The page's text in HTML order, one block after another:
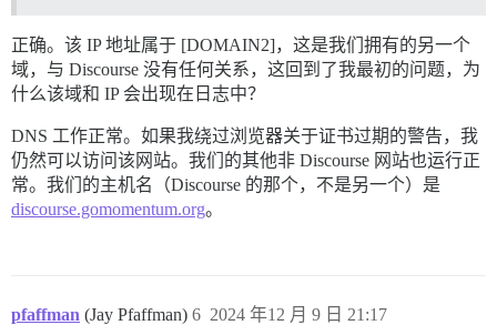
正确。该 IP 地址属于 [DOMAIN2]，这是我们拥有的另一个
域，与 Discourse 没有任何关系，这回到了我最初的问题，为
什么该域和 IP 会出现在日志中？
DNS 工作正常。如果我绕过浏览器关于证书过期的警告，我
仍然可以访问该网站。我们的其他非 Discourse 网站也运行正
常。我们的主机名（Discourse 的那个，不是另一个）是
discourse.gomomentum.org。
pfaffman (Jay Pfaffman) 2024 年12 月 9 日 21:17
6